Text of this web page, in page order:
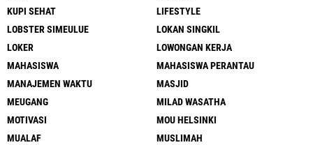
KUPI SEHAT
LIFESTYLE
LOBSTER SIMEULUE
LOKAN SINGKIL
LOKER
LOWONGAN KERJA
MAHASISWA
MAHASISWA PERANTAU
MANAJEMEN WAKTU
MASJID
MEUGANG
MILAD WASATHA
MOTIVASI
MOU HELSINKI
MUALAF
MUSLIMAH